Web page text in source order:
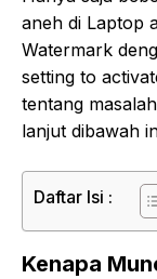
aneh di Laptop
Watermark
setting to
tentang
lanjut dibawah
Daftar Isi :
Kenapa